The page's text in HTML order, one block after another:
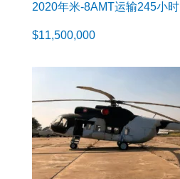
2020年米-8AMT运输245小时
$11,500,000